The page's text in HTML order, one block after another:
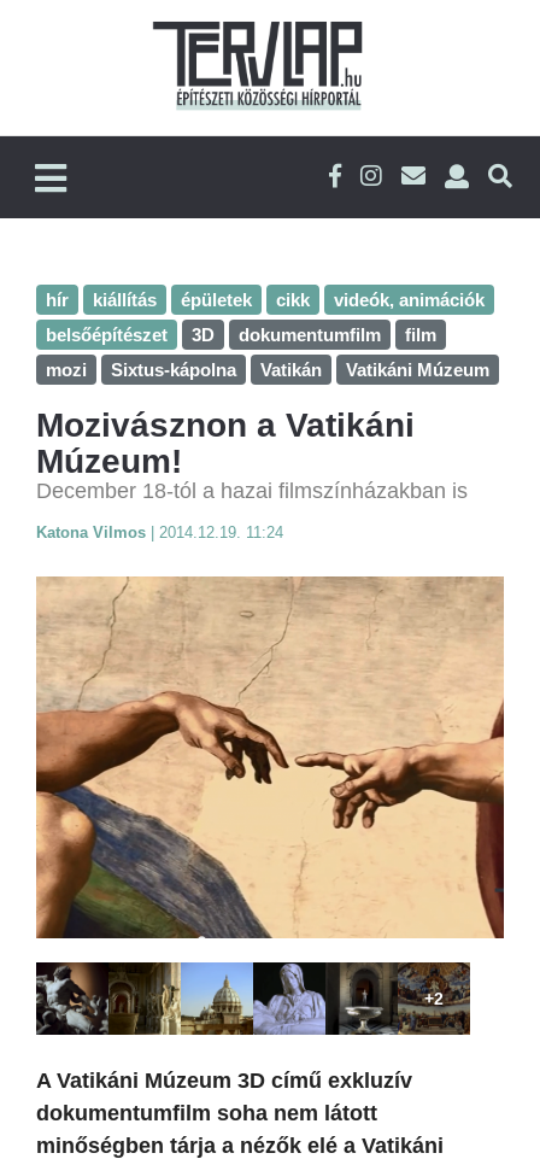
hír kiállítás épületek cikk
videók, animációk
belsőépítészet
3D dokumentumfilm
film
mozi
Sixtus-kápolna Vatikán Vatikáni Múzeum
Mozivásznon a Vatikáni
Múzeum!
December 18-tól a hazai filmszínházakban is
Katona Vilmos 2014.12.19. 11:24
+2
A Vatikáni Múzeum 3D című exkluzív
dokumentumfilm soha nem látott
minőségben tárja a nézők elé a Vatikáni